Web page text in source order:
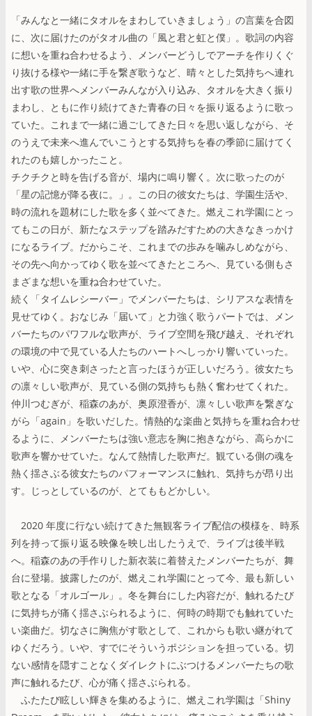
「みんなと一緒にタオルをまわしていきましょう」の言葉を合図
に、次に届けたのがタオル曲の「風と君と虹と僕」。歌詞の内容
に想いを重ね合わせるよう、メンバーどうしでアーチを作りくぐ
り抜ける様や一緒に手を繋ぎ歌うなど、晴々とした気持ちへ連れ
出す歌の世界へメンバーみんなが入り込み、タオルを大きく振り
まわし、ともに作り続けてきた青春の日々を振り返るように歌っ
ていた。これまで一緒に過ごしてきた日々を思い返しながら、そ
のうえで未来へ進んでいこうとする気持ちを春の季節に届けてく
れたのも嬉しかったこと。
チクチクと時を告げる音が、場内に鳴り響く。次に歌ったのが
「星の記憶が降る夜に。」。この日の彼女たちは、学園生活や、
時の流れを題材にした歌を多く並べてきた。燃えこれ学園にとっ
てもこの日が、新たなステップを踏みだすための大きなきっかけ
になるライブ。だからこそ、これまでの歩みを噛みしめながら、
その先へ向かってゆく歌を並べてきたところへ、見ている側もさ
まざまな想いを重ね合わせていた。
続く「タイムレシーバー」でメンバーたちは、シリアスな表情を
見せてゆく。おなじみ「届いて」と力強く歌うパートでは、メン
バーたちのパワフルな歌声が、ライブ空間を飛び越え、それぞれ
の環境の中で見ている人たちのハートへしっかり響いていった。
いや、心に突き刺さったと言ったほうが正しいだろう。彼女たち
の凛々しい歌声が、見ている側の気持ちも熱く奮わせてくれた。
仲川つむぎが、稲森のあが、奥原澄香が、凛々しい歌声を繋ぎな
がら「again」を歌いだした。情熱的な楽曲と気持ちを重ね合わせ
るように、メンバーたちは強い意志を胸に抱きながら、高らかに
歌声を響かせていた。なんて熱情した歌声だ。観ている側の魂を
熱く揺さぶる彼女たちのパフォーマンスに触れ、気持ちが昂り出
す。じっとしているのが、とてももどかしい。
2020 年度に行ない続けてきた無観客ライブ配信の模様を、時系
列を持って振り返る映像を映し出したうえで、ライブは後半戦
へ。稲森のあの手作りした新衣装に着替えたメンバーたちが、舞
台に登場。披露したのが、燃えこれ学園にとって今、最も新しい
歌となる「オルゴール」。冬を舞台にした内容だが、触れるたび
に気持ちが痛く揺さぶられるように、何時の時期でも触れていた
い楽曲だ。切なさに胸焦がす歌として、これからも歌い継がれて
ゆくだろう。いや、すでにそういうポジションを担っている。切
ない感情を隠すことなくダイレクトにぶつけるメンバーたちの歌
声に触れるたび、心が痛く揺さぶられる。
ふたたび眩しい輝きを集めるように、燃えこれ学園は「Shiny